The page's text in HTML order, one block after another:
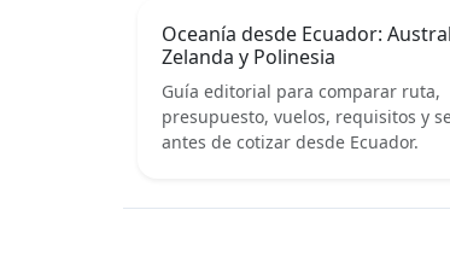
Oceanía desde Ecuador:
Zelanda y Polinesia
Guía editorial para comparar ruta,
presupuesto, vuelos, requisitos y
antes de cotizar desde Ecuador.